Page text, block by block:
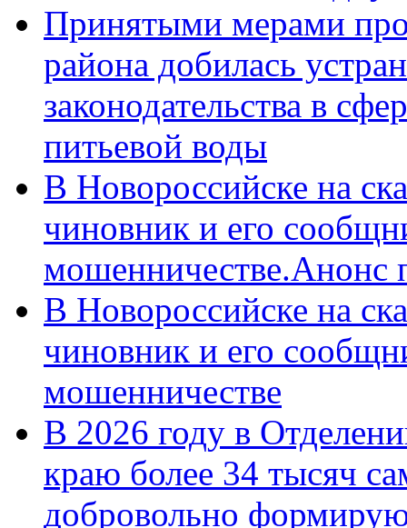
Принятыми мерами
района добилась
законодательства в
питьевой воды
В Новороссийске на
чиновник и его
мошенничестве.Анонс
В Новороссийске на
чиновник и его
мошенничестве
В 2026 году в
краю более 34 тысяч
добровольно